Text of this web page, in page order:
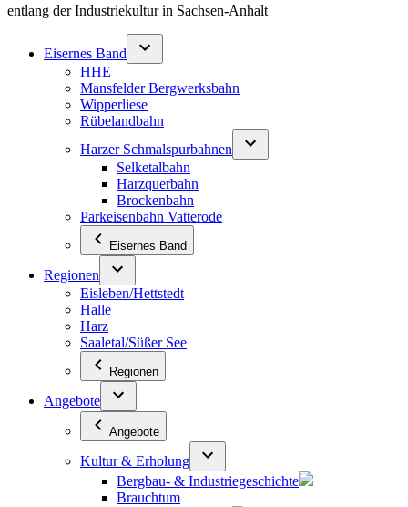
entlang der Industriekultur in Sachsen-Anhalt
Eisernes Band
HHE
Mansfelder Bergwerksbahn
Wipperliese
Rübelandbahn
Harzer Schmalspurbahnen
Selketalbahn
Harzquerbahn
Brockenbahn
Parkeisenbahn Vatterode
Eisernes Band
Regionen
Eisleben/Hettstedt
Halle
Harz
Saaletal/Süßer See
Regionen
Angebote
Angebote
Kultur & Erholung
Bergbau- & Industriegeschichte
Brauchtum